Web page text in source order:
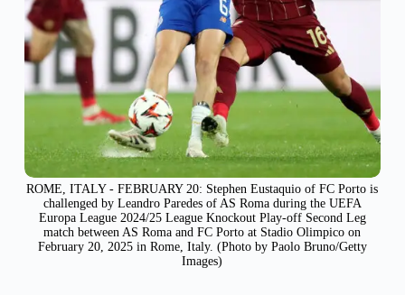
ROME, ITALY - FEBRUARY 20: Stephen Eustaquio of FC Porto is
challenged by Leandro Paredes of AS Roma during the UEFA
Europa League 2024/25 League Knockout Play-off Second Leg
match between AS Roma and FC Porto at Stadio Olimpico on
February 20, 2025 in Rome, Italy. (Photo by Paolo Bruno/Getty
Images)